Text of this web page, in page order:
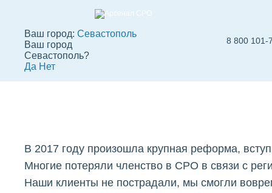
Ваш город: Севастополь
Ваш город
Севастополь?
Да Нет
8 800 101-
О компании
В 2017 году произошла крупная реформа,
Многие потеряли членство в СРО в связи с
Наши клиенты не пострадали, мы смогли